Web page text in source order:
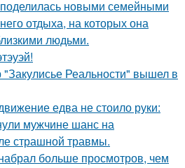
новыми семейными
отдыха, на которых она
людьми.
Реальности" вышел в
едва не стоило руки:
мужчине шанс на
страшной травмы.
больше просмотров, чем